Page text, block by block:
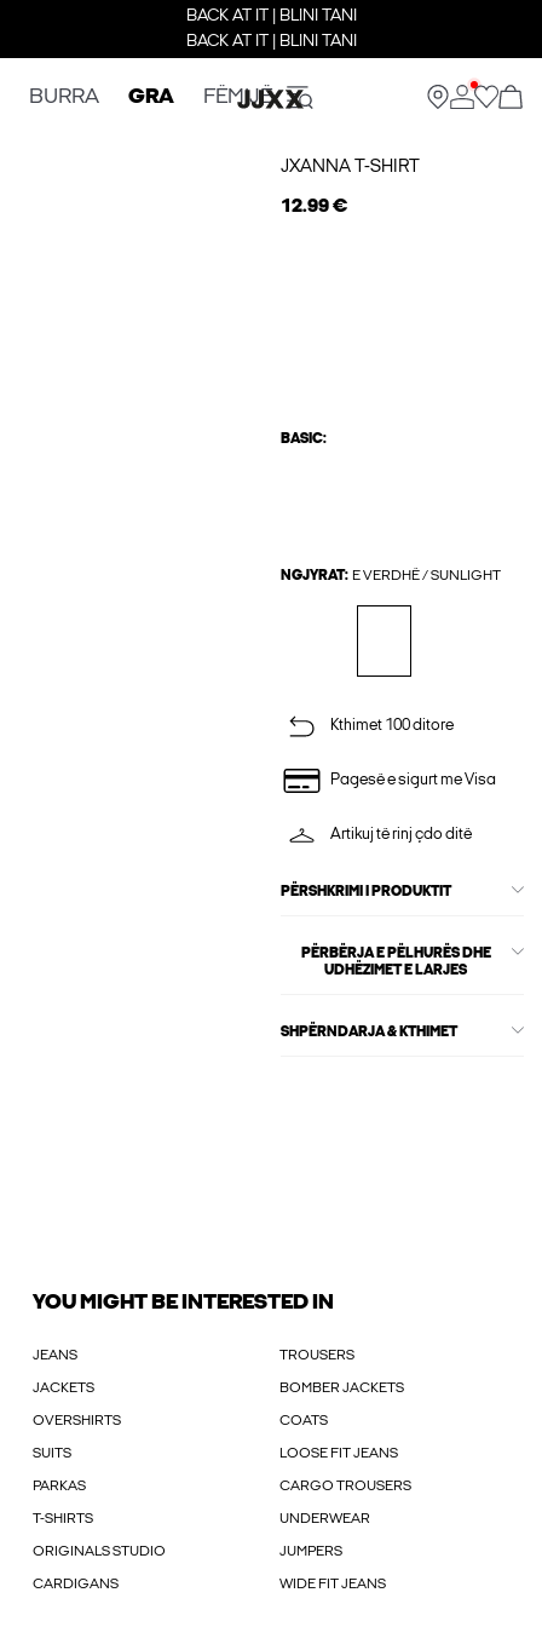
BACK AT IT | BLINI TANI
BACK AT IT | BLINI TANI
BURRA GRA FËMIJË
JXANNA T-SHIRT
12.99 €
BASIC:
NGJYRAT: E VERDHË / SUNLIGHT
Kthimet 100 ditore
Pagesë e sigurt me Visa
Artikuj të rinj çdo ditë
PËRSHKRIMI I PRODUKTIT
PËRBËRJA E PËLHURËS DHE
UDHËZIMET E LARJES
SHPËRNDARJA & KTHIMET
YOU MIGHT BE INTERESTED IN
JEANS TROUSERS
JACKETS BOMBER JACKETS
OVERSHIRTS COATS
SUITS LOOSE FIT JEANS
PARKAS CARGO TROUSERS
T-SHIRTS UNDERWEAR
ORIGINALS STUDIO JUMPERS
CARDIGANS WIDE FIT JEANS